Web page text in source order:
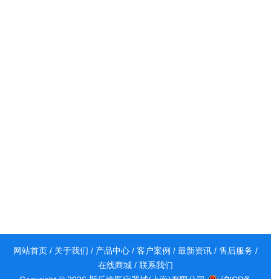
网站首页 / 关于我们 / 产品中心 / 客户案例 / 最新资讯 / 售后服务 /
在线商城 / 联系我们